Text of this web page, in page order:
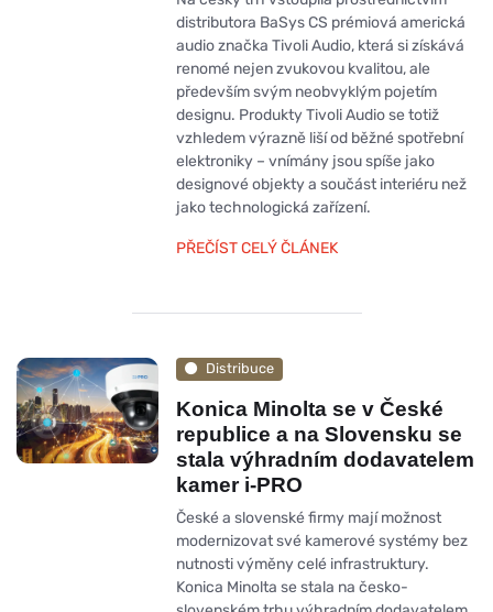
distributora BaSys CS prémiová americká
audio značka Tivoli Audio, která si získává
renomé nejen zvukovou kvalitou, ale
především svým neobvyklým pojetím
designu. Produkty Tivoli Audio se totiž
vzhledem výrazně liší od běžné spotřební
elektroniky – vnímány jsou spíše jako
designové objekty a součást interiéru než
jako technologická zařízení.
PŘEČÍST CELÝ ČLÁNEK
Distribuce
Konica Minolta se v České
republice a na Slovensku se
stala výhradním dodavatelem
kamer i-PRO
České a slovenské firmy mají možnost
modernizovat své kamerové systémy bez
nutnosti výměny celé infrastruktury.
Konica Minolta se stala na česko-